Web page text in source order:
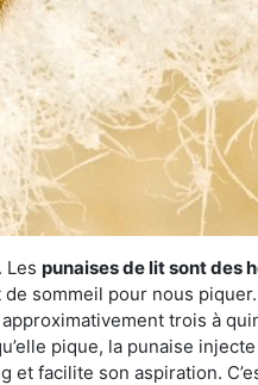
Les punaises de lit sont des
sommeil pour nous
trois à
pique, la punaise
facilite son aspiration.